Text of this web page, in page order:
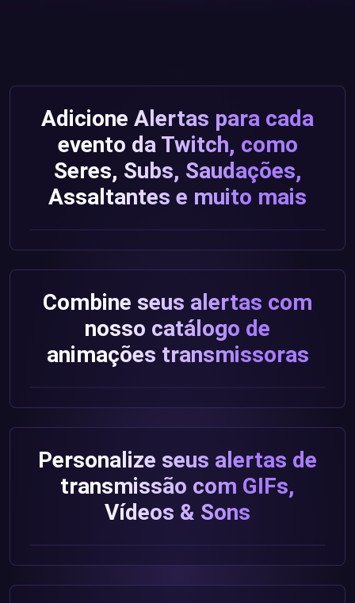
Adicione Alertas para cada
evento da Twitch, como
Seres, Subs, Saudações,
Assaltantes e muito mais
Combine seus alertas com
nosso catálogo de
animações transmissoras
Personalize seus alertas de
transmissão com GIFs,
Vídeos & Sons